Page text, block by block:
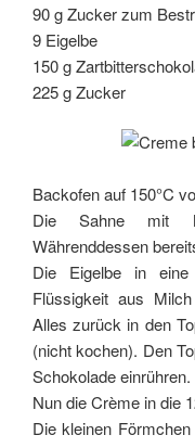
90 g Zucker zum
9 Eigelbe
150 g
225 g Zucker
Backofen auf 150°C
Die Sahne mit
Währenddessen
Die Eigelbe in
Flüssigkeit aus
Alles zurück in den
(nicht kochen). Den
Schokolade einrühren.
Nun die Crème in die
Die kleinen